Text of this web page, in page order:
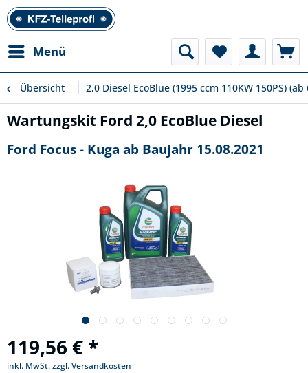
Menü
Übersicht 2,0 Diesel EcoBlue (1995 ccm 110KW 150PS) (ab
Wartungskit Ford 2,0 EcoBlue Diesel
Ford Focus - Kuga ab Baujahr 15.08.2021
119,56 € *
inkl. MwSt.zzgl. Versandkosten